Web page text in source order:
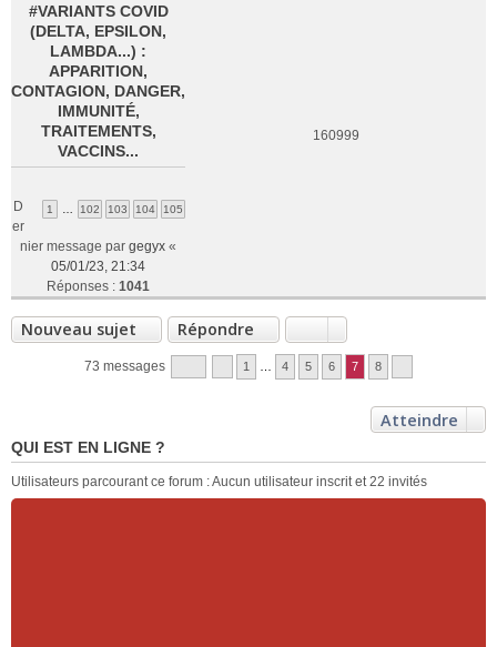
#VARIANTS COVID
(DELTA, EPSILON,
LAMBDA...) :
APPARITION,
CONTAGION, DANGER,
IMMUNITÉ,
TRAITEMENTS,
VACCINS...
1 102 103 104 105
D
er
nier message par gegyx «
05/01/23, 21:34
Réponses : 1041
160999
Nouveau sujet Répondre
73 messages 1 4 5 6 7 8
Atteindre
QUI EST EN LIGNE ?
Utilisateurs parcourant ce forum : Aucun utilisateur inscrit et 22 invités